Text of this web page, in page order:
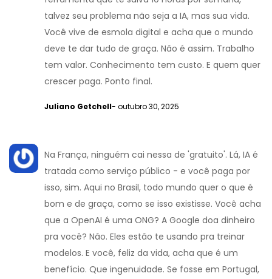
talvez seu problema não seja a IA, mas sua vida.
Você vive de esmola digital e acha que o mundo
deve te dar tudo de graça. Não é assim. Trabalho
tem valor. Conhecimento tem custo. E quem quer
crescer paga. Ponto final.
Juliano Getchell- outubro 30, 2025
Na França, ninguém cai nessa de 'gratuito'. Lá, IA é
tratada como serviço público - e você paga por
isso, sim. Aqui no Brasil, todo mundo quer o que é
bom e de graça, como se isso existisse. Você acha
que a OpenAI é uma ONG? A Google doa dinheiro
pra você? Não. Eles estão te usando pra treinar
modelos. E você, feliz da vida, acha que é um
benefício. Que ingenuidade. Se fosse em Portugal,